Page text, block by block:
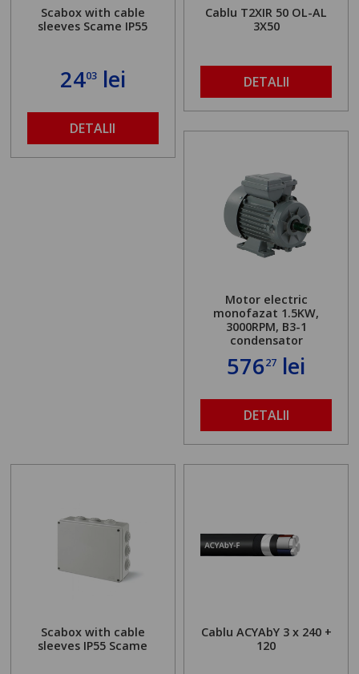
Scabox with cable
sleeves Scame IP55
2403lei
DETALII
Cablu T2XIR 50 OL-AL
3X50
DETALII
Motor electric
monofazat 1.5KW,
3000RPM, B3-1
condensator
57627 lei
DETALII
Scabox with cable
sleeves IP55 Scame
Cablu ACYAbY 3 x 240 +
120